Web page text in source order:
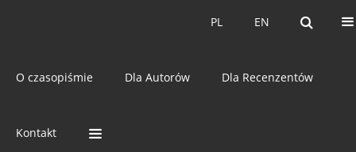
EN
PL EN
PL
O czasopiśmie Dla Autorów Dla Recenzentów
Kontakt
ISSN: 0044-1600